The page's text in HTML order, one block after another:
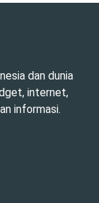
dan dunia
internet,
informasi.